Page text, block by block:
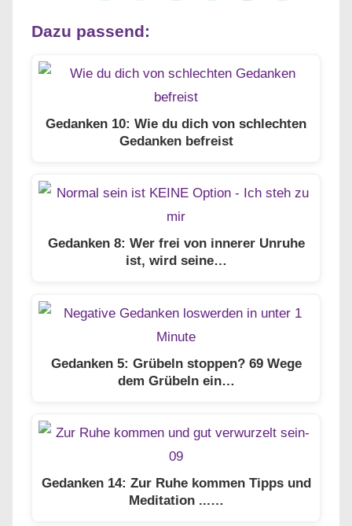
Dazu passend:
Gedanken 10: Wie du dich von schlechten
Gedanken befreist
Gedanken 8: Wer frei von innerer Unruhe
ist, wird seine…
Gedanken 5: Grübeln stoppen? 69 Wege
dem Grübeln ein…
Gedanken 14: Zur Ruhe kommen Tipps und
Meditation ...…